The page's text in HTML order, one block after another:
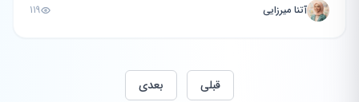
آتنا میرزایی 119
قبلی بعدی